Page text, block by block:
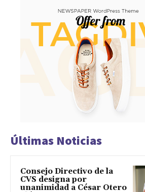
Últimas Noticias
Consejo Directivo de la
CVS designa por
unanimidad a César Otero